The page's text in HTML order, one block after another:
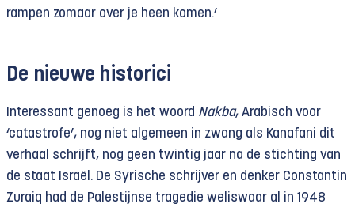
rampen zomaar over je heen komen.’
De nieuwe historici
Interessant genoeg is het woord Nakba, Arabisch voor
‘catastrofe’, nog niet algemeen in zwang als Kanafani dit
verhaal schrijft, nog geen twintig jaar na de stichting van
de staat Israël. De Syrische schrijver en denker Constantin
Zuraiq had de Palestijnse tragedie weliswaar al in 1948